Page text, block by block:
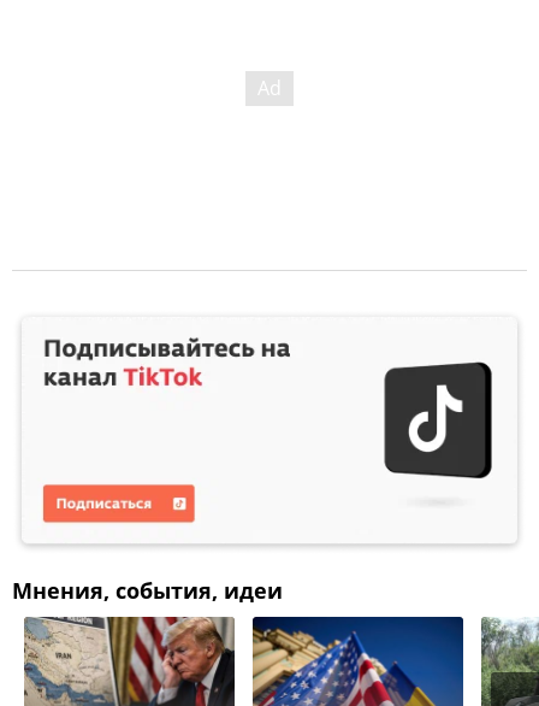
Мнения, события, идеи